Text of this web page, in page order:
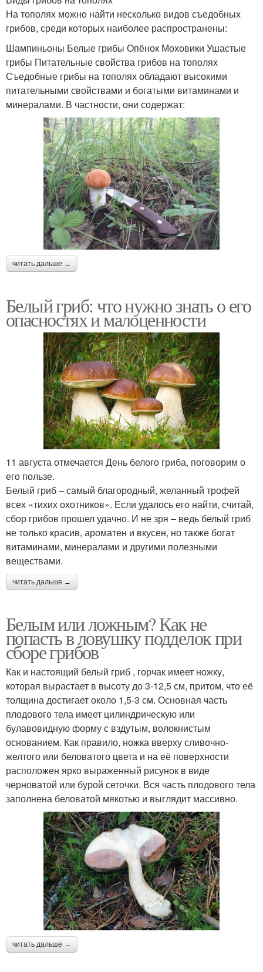
На тополях можно найти несколько видов съедобных
грибов, среди которых наиболее распространены:
Шампиньоны Белые грибы Опёнок Моховики Ушастые
грибы Питательные свойства грибов на тополях
Съедобные грибы на тополях обладают высокими
питательными свойствами и богатыми витаминами и
минералами. В частности, они содержат:
читать дальше →
Белый гриб: что нужно знать о его
опасностях и малоценности
11 августа отмечается День белого гриба, поговорим о
его пользе.
Белый гриб – самый благородный, желанный трофей
всех «тихих охотников». Если удалось его найти, считай,
сбор грибов прошел удачно. И не зря – ведь белый гриб
не только красив, ароматен и вкусен, но также богат
витаминами, минералами и другими полезными
веществами.
читать дальше →
Белым или ложным? Как не
попасть в ловушку подделок при
сборе грибов
Как и настоящий белый гриб , горчак имеет ножку,
которая вырастает в высоту до 3-12,5 см, притом, что её
толщина достигает около 1,5-3 см. Основная часть
плодового тела имеет цилиндрическую или
булавовидную форму с вздутым, волокнистым
основанием. Как правило, ножка вверху сливочно-
желтого или беловатого цвета и на её поверхности
расположен ярко выраженный рисунок в виде
черноватой или бурой сеточки. Вся часть плодового тела
заполнена беловатой мякотью и выглядит массивно.
читать дальше →